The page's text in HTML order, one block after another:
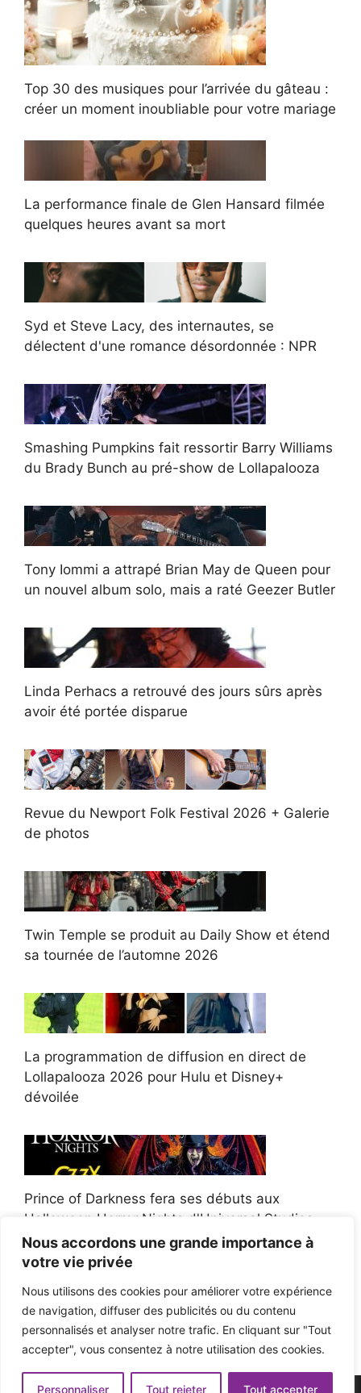
Nous accordons une grande importance à
votre vie privée
Nous utilisons des cookies pour améliorer votre expérience
de navigation, diffuser des publicités ou du contenu
personnalisés et analyser notre trafic. En cliquant sur "Tout
accepter", vous consentez à notre utilisation des cookies.
Personnaliser Tout rejeter Tout accepter
Top 30 des musiques pour l’arrivée du gâteau :
créer un moment inoubliable pour votre mariage
La performance finale de Glen Hansard filmée
quelques heures avant sa mort
Syd et Steve Lacy, des internautes, se
délectent d'une romance désordonnée : NPR
Smashing Pumpkins fait ressortir Barry Williams
du Brady Bunch au pré-show de Lollapalooza
Tony Iommi a attrapé Brian May de Queen pour
un nouvel album solo, mais a raté Geezer Butler
Linda Perhacs a retrouvé des jours sûrs après
avoir été portée disparue
Revue du Newport Folk Festival 2026 + Galerie
de photos
Twin Temple se produit au Daily Show et étend
sa tournée de l’automne 2026
La programmation de diffusion en direct de
Lollapalooza 2026 pour Hulu et Disney+
dévoilée
Prince of Darkness fera ses débuts aux
Halloween Horror Nights d'Universal Studios
Afroman poursuit un policier de l'Ohio après la
victoire du jury en diffamation